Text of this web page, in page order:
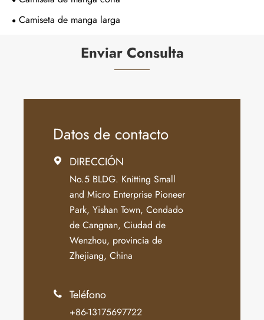
Camiseta de manga larga
Enviar Consulta
Datos de contacto
 DIRECCIÓN
No.5 BLDG. Knitting Small
and Micro Enterprise Pioneer
Park, Yishan Town, Condado
de Cangnan, Ciudad de
Wenzhou, provincia de
Zhejiang, China
 Teléfono
+86-13175697722